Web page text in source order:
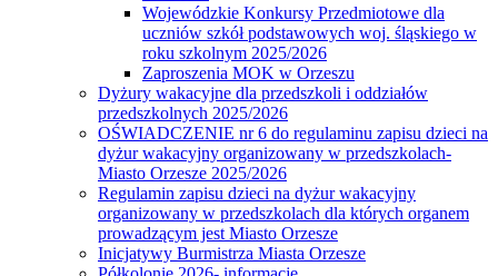
Wojewódzkie Konkursy Przedmiotowe dla
uczniów szkół podstawowych woj. śląskiego w
roku szkolnym 2025/2026
Zaproszenia MOK w Orzeszu
Dyżury wakacyjne dla przedszkoli i oddziałów
przedszkolnych 2025/2026
OŚWIADCZENIE nr 6 do regulaminu zapisu dzieci na
dyżur wakacyjny organizowany w przedszkolach-
Miasto Orzesze 2025/2026
Regulamin zapisu dzieci na dyżur wakacyjny
organizowany w przedszkolach dla których organem
prowadzącym jest Miasto Orzesze
Inicjatywy Burmistrza Miasta Orzesze